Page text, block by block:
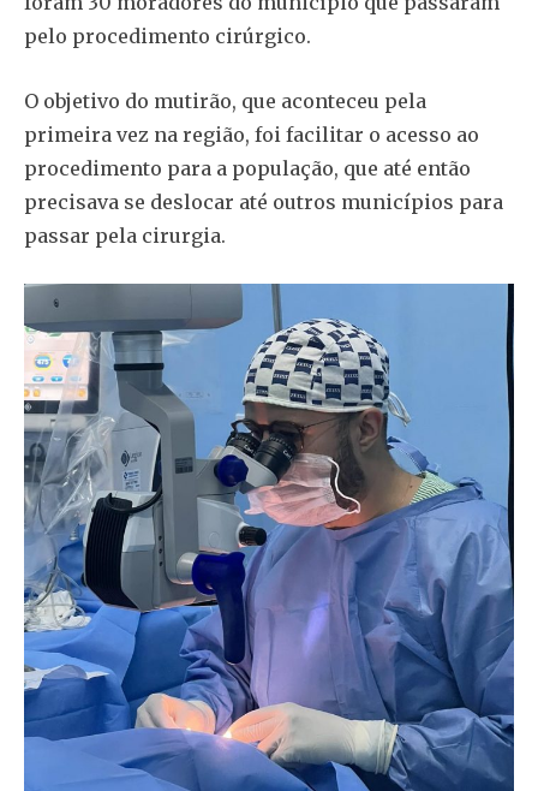
pelo procedimento cirúrgico.
O objetivo do mutirão, que aconteceu pela
primeira vez na região, foi facilitar o acesso ao
procedimento para a população, que até então
precisava se deslocar até outros municípios para
passar pela cirurgia.